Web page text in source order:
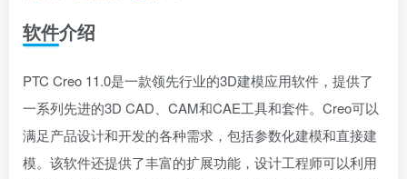
软件介绍
PTC Creo 11.0是一款领先行业的3D建模应用软件，提供了
一系列先进的3D CAD、CAM和CAE工具和套件。Creo可以
满足产品设计和开发的各种需求，包括参数化建模和直接建
模。该软件还提供了丰富的扩展功能，设计工程师可以利用